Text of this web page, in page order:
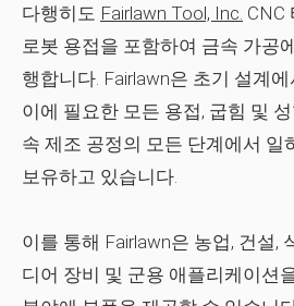
다행히도 Fairlawn Tool, Inc. CNC
로봇 용접을 포함하여 금속 가공
행합니다. Fairlawn은 초기 설계
이에 필요한 모든 용접, 굽힘 및
속 제조 공정의 모든 단계에서 일
보유하고 있습니다.
이를 통해 Fairlawn은 농업, 건설,
디어 장비 및 군용 애플리케이션